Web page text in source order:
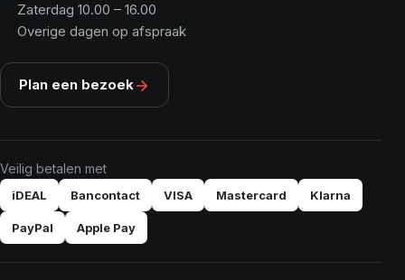
Zaterdag 10.00 – 16.00
Overige dagen op afspraak
Plan een bezoek
Veilig betalen met
iDEAL Bancontact VISA Mastercard Klarna
PayPal Apple Pay